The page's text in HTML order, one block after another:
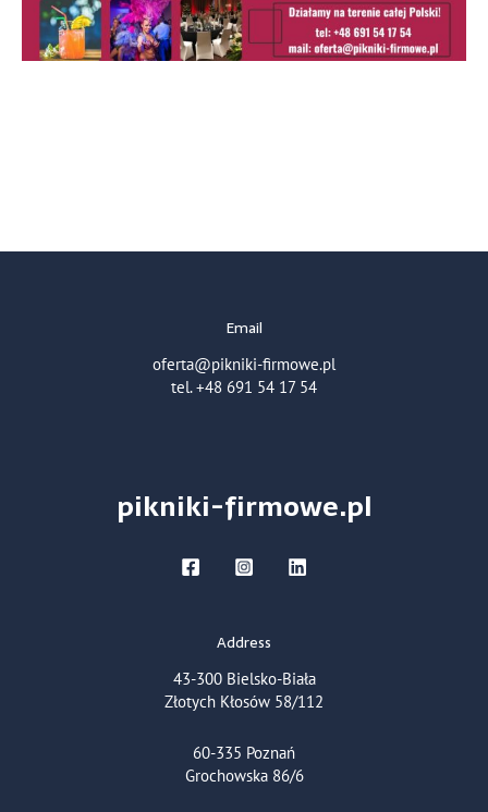
Email
oferta@pikniki-firmowe.pl
tel. +48 691 54 17 54
pikniki-firmowe.pl
Address
43-300 Bielsko-Biała
Złotych Kłosów 58/112
60-335 Poznań
Grochowska 86/6